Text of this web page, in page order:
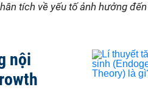
tích về yếu tố ảnh hưởng đến
nội